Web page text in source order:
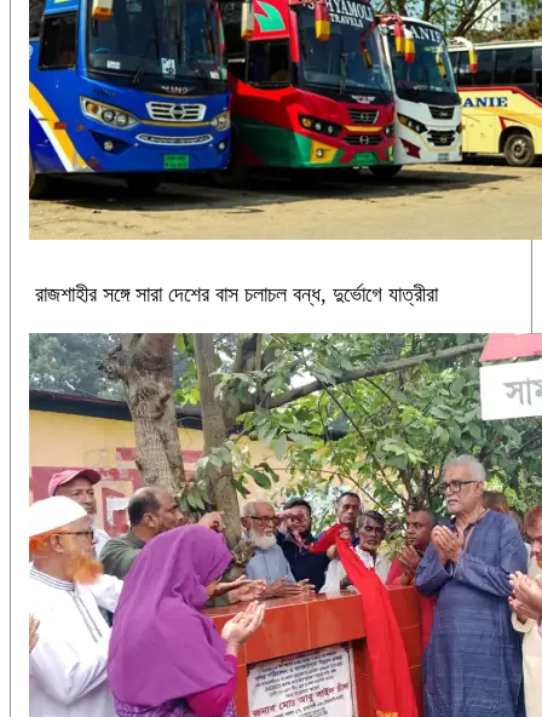
রাজশাহীর সঙ্গে সারা দেশের বাস চলাচল বন্ধ, দুর্ভোগে যাত্রীরা